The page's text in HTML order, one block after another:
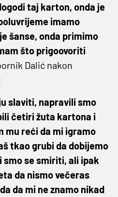
taj karton, onda je
imamo
šanse, onda primimo
što prigoovoriti
Dalić nakon
slaviti, napravili smo
četiri žuta kartona i
mu reći da mi igramo
tkao grubi da dobijemo
se smiriti, ali ipak
da nismo večeras
da mi ne znamo nikad